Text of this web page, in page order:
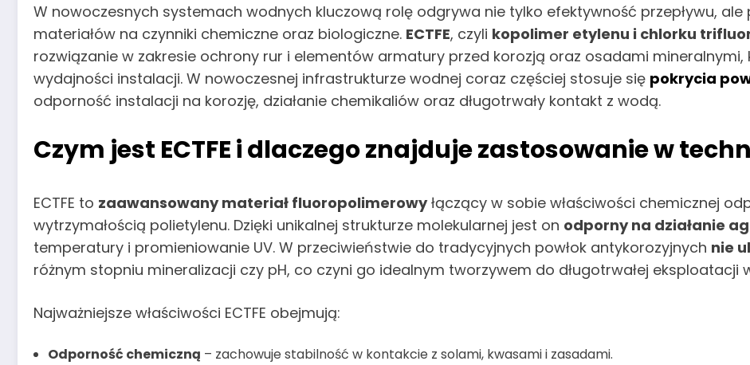
W nowoczesnych systemach wodnych kluczową rolę odgrywa nie tylko efektywność przepływu,
materiałów na czynniki chemiczne oraz biologiczne. ECTFE, czyli kopolimer etylenu i chlorku
rozwiązanie w zakresie ochrony rur i elementów armatury przed korozją oraz osadami mineralnymi,
wydajności instalacji. W nowoczesnej infrastrukturze wodnej coraz częściej stosuje się pokrycia
odporność instalacji na korozję, działanie chemikaliów oraz długotrwały kontakt z wodą.
Czym jest ECTFE i dlaczego znajduje zastosowanie w
ECTFE to zaawansowany materiał fluoropolimerowyłączący w sobie właściwości chemicznej
wytrzymałością polietylenu. Dzięki unikalnej strukturze molekularnej jest on odporny na działanie
temperatury i promieniowanie UV. W przeciwieństwie do tradycyjnych powłok antykorozyjnych nie
różnym stopniu mineralizacji czy pH, co czyni go idealnym tworzywem do długotrwałej eksploatacji
Najważniejsze właściwości ECTFE obejmują:
Odporność chemiczną – zachowuje stabilność w kontakcie z solami, kwasami i zasadami.